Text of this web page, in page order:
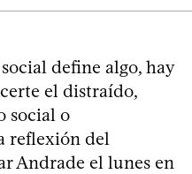
define algo, hay
el distraído,
social o
reflexión del
Andrade el lunes en